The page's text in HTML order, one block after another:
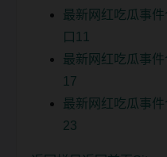
最新网红吃瓜事
口11
最新网红吃瓜事
17
最新网红吃瓜事
23